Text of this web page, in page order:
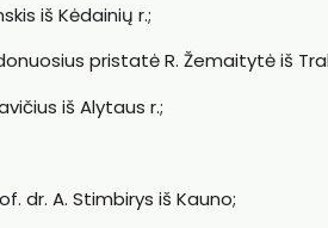
iš Kėdainių r.;
pristatė R. Žemaitytė iš
iš Alytaus r.;
dr. A. Stimbirys iš Kauno;